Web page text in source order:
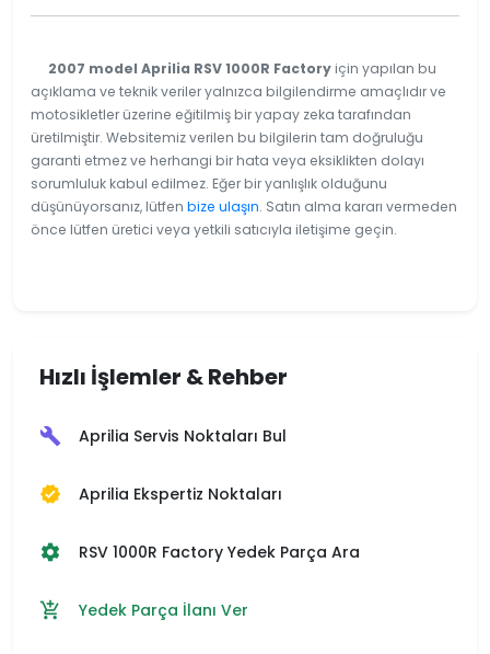
2007 model Aprilia RSV 1000R Factory için yapılan bu
açıklama ve teknik veriler yalnızca bilgilendirme amaçlıdır ve
motosikletler üzerine eğitilmiş bir yapay zeka tarafından
üretilmiştir. Websitemiz verilen bu bilgilerin tam doğruluğu
garanti etmez ve herhangi bir hata veya eksiklikten dolayı
sorumluluk kabul edilmez. Eğer bir yanlışlık olduğunu
düşünüyorsanız, lütfen bize ulaşın. Satın alma kararı vermeden
önce lütfen üretici veya yetkili satıcıyla iletişime geçin.
Hızlı İşlemler & Rehber
build Aprilia Servis Noktaları Bul
verified Aprilia Ekspertiz Noktaları
settings RSV 1000R Factory Yedek Parça Ara
add_shopping_cart Yedek Parça İlanı Ver